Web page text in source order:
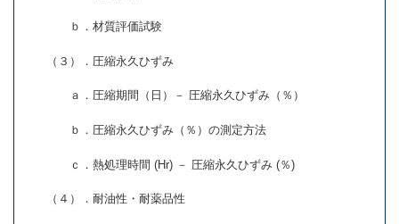
ｂ．材質評価試験
（３）．圧縮永久ひずみ
ａ．圧縮期間（日）－ 圧縮永久ひずみ（％）
ｂ．圧縮永久ひずみ（％）の測定方法
ｃ．熱処理時間 (Hr) － 圧縮永久ひずみ (％)
（４）．耐油性・耐薬品性